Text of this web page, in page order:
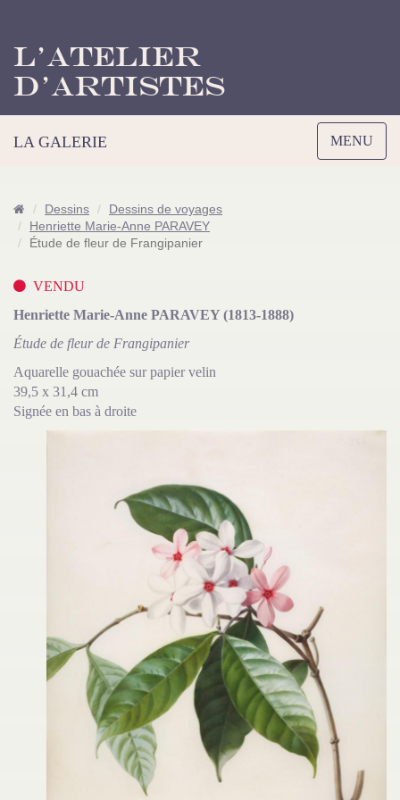
L’Atelier
d’Artistes
Toggle
navigation
MENU
LA GALERIE
Dessins
Dessins de voyages
Henriette Marie-Anne PARAVEY
Étude de fleur de Frangipanier
VENDU
Henriette Marie-Anne PARAVEY (1813-1888)
Étude de fleur de Frangipanier
Aquarelle gouachée sur papier velin
39,5 x 31,4 cm
Signée en bas à droite